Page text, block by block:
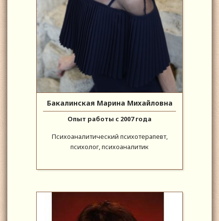
Бакалинская Марина Михайловна
Опыт работы с 2007 года
Психоаналитический психотерапевт,
психолог, психоаналитик